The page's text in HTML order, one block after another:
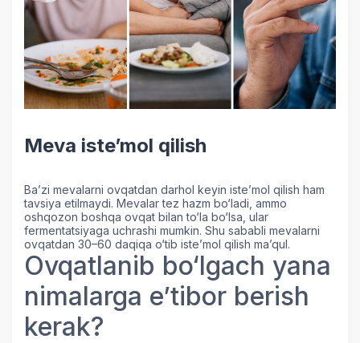
Meva iste’mol qilish
Ba’zi mevalarni ovqatdan darhol keyin iste’mol qilish ham
tavsiya etilmaydi. Mevalar tez hazm bo‘ladi, ammo
oshqozon boshqa ovqat bilan to‘la bo‘lsa, ular
fermentatsiyaga uchrashi mumkin. Shu sababli mevalarni
ovqatdan 30–60 daqiqa o‘tib iste’mol qilish ma’qul.
Ovqatlanib bo‘lgach yana
nimalarga e’tibor berish
kerak?